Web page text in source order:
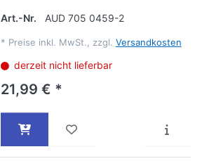
Art.-Nr. AUD 705 0459-2
* Preise inkl. MwSt., zzgl. Versandkosten
derzeit nicht lieferbar
21,99 € *